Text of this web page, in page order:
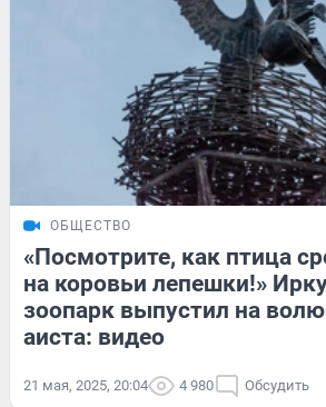
ОБЩЕСТВО
«Посмотрите, как птица
на коровьи лепешки!»
зоопарк выпустил на
аиста: видео
21 мая, 2025, 20:04 4 980 Обсудить